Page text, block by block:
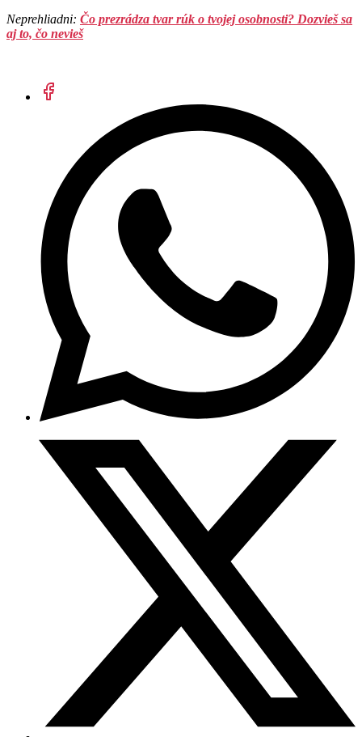
Neprehliadni: Čo prezrádza tvar rúk o tvojej osobnosti? Dozvieš sa
aj to, čo nevieš